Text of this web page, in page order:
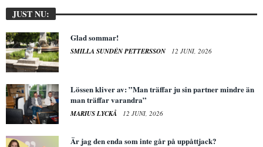
JUST NU:
Glad sommar!
SMILLA SUNDÉN PETTERSSON 12 JUNI, 2026
Lössen kliver av: ”Man träffar ju sin partner mindre än
man träffar varandra”
MARIUS LYCKÅ 12 JUNI, 2026
Är jag den enda som inte går på uppåttjack?